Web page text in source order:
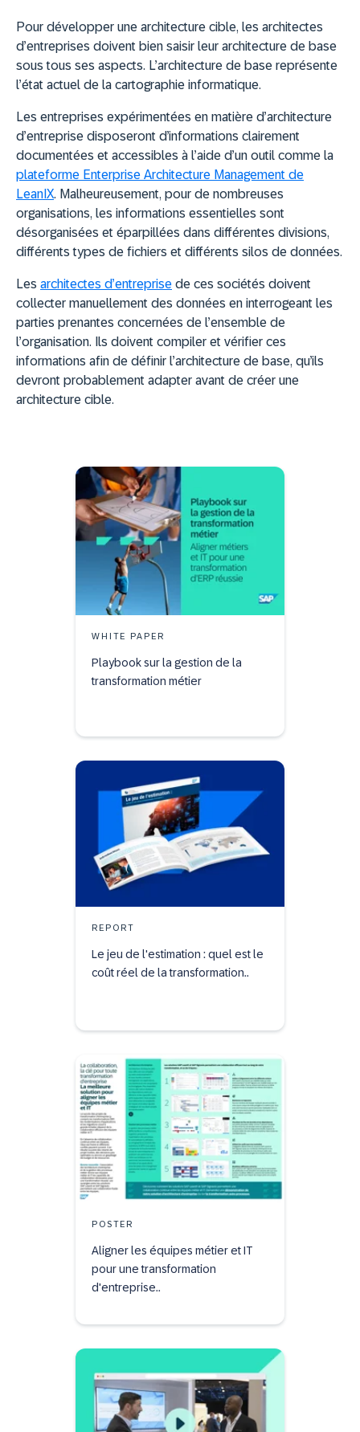
Pour développer une architecture cible, les architectes
d’entreprises doivent bien saisir leur architecture de base
sous tous ses aspects. L’architecture de base représente
l’état actuel de la cartographie informatique.
Les entreprises expérimentées en matière d’architecture
d’entreprise disposeront d’informations clairement
documentées et accessibles à l’aide d’un outil comme la
plateforme Enterprise Architecture Management de
LeanIX. Malheureusement, pour de nombreuses
organisations, les informations essentielles sont
désorganisées et éparpillées dans différentes divisions,
différents types de fichiers et différents silos de données.
Les architectes d’entreprise de ces sociétés doivent
collecter manuellement des données en interrogeant les
parties prenantes concernées de l’ensemble de
l’organisation. Ils doivent compiler et vérifier ces
informations afin de définir l’architecture de base, qu’ils
devront probablement adapter avant de créer une
architecture cible.
WHITE PAPER
Playbook sur la gestion de la
transformation métier
REPORT
Le jeu de l'estimation : quel est le
coût réel de la transformation..
POSTER
Aligner les équipes métier et IT
pour une transformation
d'entreprise..